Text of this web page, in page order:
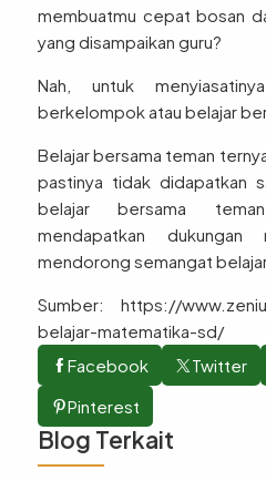
membuatmu cepat bosan
yang disampaikan guru?
Nah, untuk
berkelompok atau belajar
Belajar bersama teman
pastinya tidak didapatkan
belajar bersama
mendapatkan
mendorong semangat
Sumber: https://
belajar-matematika-sd/
Facebook
Twitter
Pinterest
Blog Terkait